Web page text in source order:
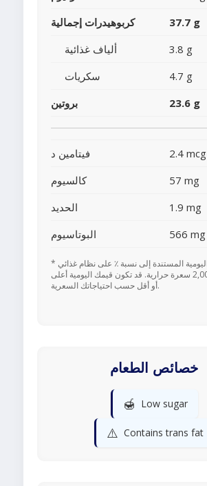
كربوهيدرات إجمالية
37.7 g
ألياف غذائية
3.8 g
سكريات
4.7 g
بروتين
23.6 g
فيتامين د 2.4 mcg
كالسيوم
57 mg
الحديد
1.9 mg
البوتاسيوم
566 mg
* تعتمد القيم اليومية المستندة إلى نسبة ٪ على نظام غذائي
يحتوي على 2,000 سعرة حرارية. قد تكون قيمك اليومية أعلى
أو أقل حسب احتياجاتك السعرية.
خصائص الطعام
🍯 Low sugar
⚠️ Contains trans fat